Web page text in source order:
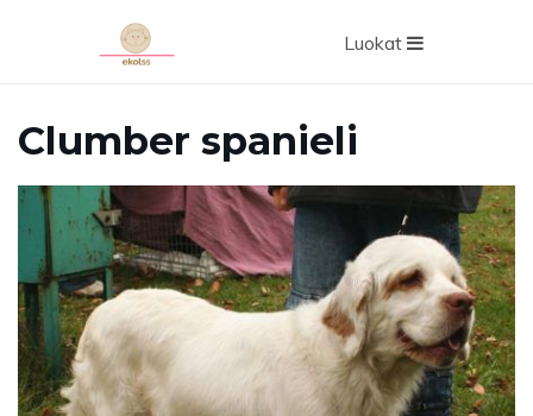
Luokat
Clumber spanieli